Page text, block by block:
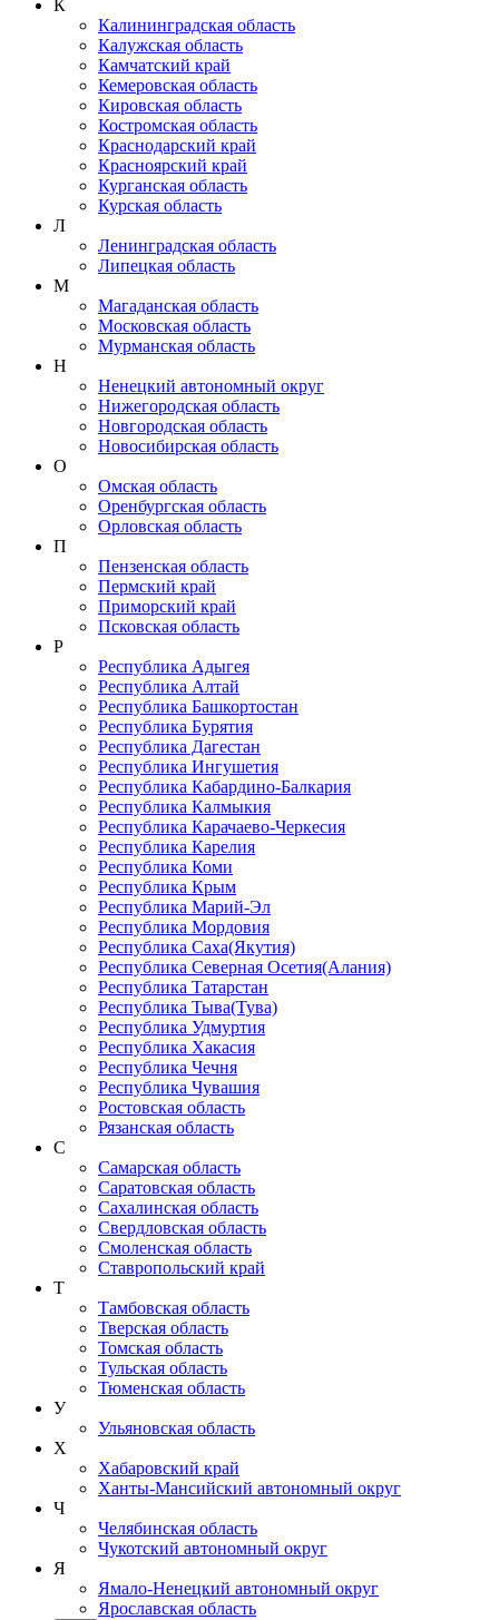
К
Калининградская область
Калужская область
Камчатский край
Кемеровская область
Кировская область
Костромская область
Краснодарский край
Красноярский край
Курганская область
Курская область
Л
Ленинградская область
Липецкая область
М
Магаданская область
Московская область
Мурманская область
Н
Ненецкий автономный округ
Нижегородская область
Новгородская область
Новосибирская область
О
Омская область
Оренбургская область
Орловская область
П
Пензенская область
Пермский край
Приморский край
Псковская область
Р
Республика Адыгея
Республика Алтай
Республика Башкортостан
Республика Бурятия
Республика Дагестан
Республика Ингушетия
Республика Кабардино-Балкария
Республика Калмыкия
Республика Карачаево-Черкеcия
Республика Карелия
Республика Коми
Республика Крым
Республика Марий-Эл
Республика Мордовия
Республика Саха(Якутия)
Республика Северная Осетия(Алания)
Республика Татарстан
Республика Тыва(Тува)
Республика Удмуртия
Республика Хакасия
Республика Чечня
Республика Чувашия
Ростовская область
Рязанская область
С
Самарская область
Саратовская область
Сахалинская область
Свердловская область
Смоленская область
Ставропольский край
Т
Тамбовская область
Тверская область
Томская область
Тульская область
Тюменская область
У
Ульяновская область
Х
Хабаровский край
Ханты-Мансийский автономный округ
Ч
Челябинская область
Чукотский автономный округ
Я
Ямало-Ненецкий автономный округ
Ярославская область